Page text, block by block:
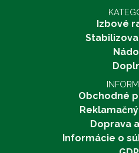
Izbové
Obchodné
Doprava
Informácie o